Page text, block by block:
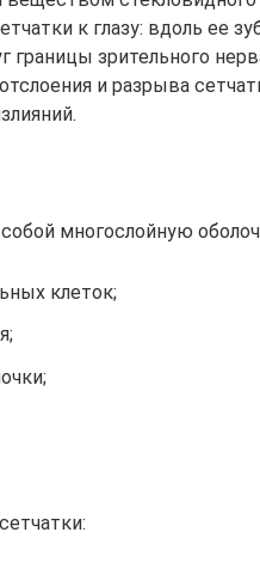
к глазу: вдоль ее
границы зрительного
и разрыва
многослойную
клеток;